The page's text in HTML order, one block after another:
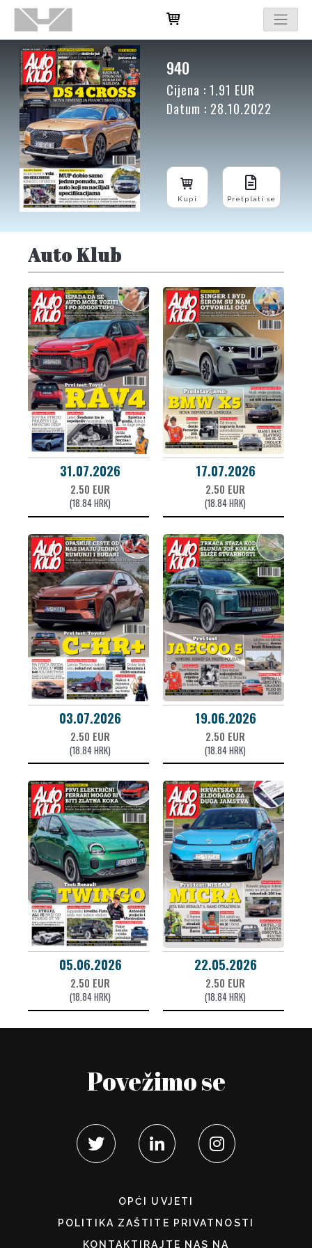
940
Cijena : 1.91 EUR
Datum : 28.10.2022
Kupi Pretplati se
Auto Klub
31.07.2026
2.50 EUR
(18.84 HRK)
17.07.2026
2.50 EUR
(18.84 HRK)
03.07.2026
2.50 EUR
(18.84 HRK)
19.06.2026
2.50 EUR
(18.84 HRK)
05.06.2026
2.50 EUR
(18.84 HRK)
22.05.2026
2.50 EUR
(18.84 HRK)
Povežimo se
OPĆI UVJETI
POLITIKA ZAŠTITE PRIVATNOSTI
KONTAKTIRAJTE NAS NA